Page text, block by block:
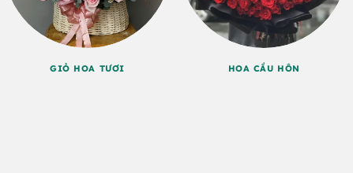
GIỎ HOA TƯƠI HOA CẦU HÔN